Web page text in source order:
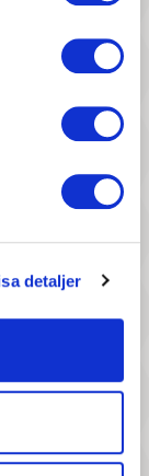
detaljer
227 :-
- Cold Weather
Pris
docka - Zoe